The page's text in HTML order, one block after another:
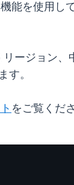
能を使用
ージョン
す。
をご覧くだ